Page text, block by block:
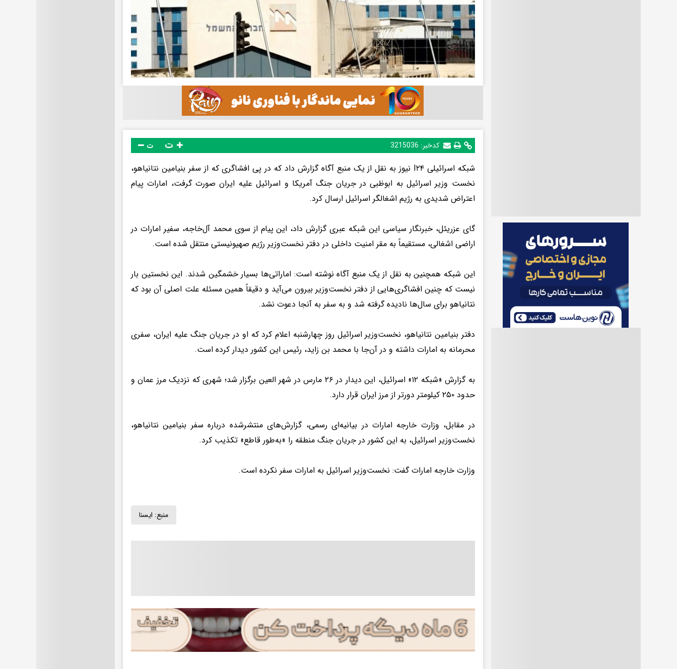
کدخبر: 3215036 ت
شبکه اسرائیلی I۲۴ نیوز به نقل از یک منبع آگاه گزارش داد که در پی افشاگری که از سفر بنیامین نتانیاهو،
نخست وزیر اسرائیل به ابوظبی در جریان جنگ آمریکا و اسرائیل علیه ایران صورت گرفت، امارات پیام
اعتراض شدیدی به رژیم اشغالگر اسرائیل ارسال کرد.
گای عزریئل، خبرنگار سیاسی این شبکه عبری گزارش داد، این پیام از سوی محمد آل‌خاجه، سفیر امارات در
اراضی اشغالی، مستقیماً به مقر امنیت داخلی در دفتر نخست‌وزیر رژیم صهیونیستی منتقل شده است.
این شبکه همچنین به نقل از یک منبع آگاه نوشته است: اماراتی‌ها بسیار خشمگین شدند. این نخستین بار
نیست که چنین افشاگری‌هایی از دفتر نخست‌وزیر بیرون می‌آید و دقیقاً همین مسئله علت اصلی آن بود که
نتانیاهو برای سال‌ها نادیده گرفته شد و به سفر به آنجا دعوت نشد.
دفتر بنیامین نتانیاهو، نخست‌وزیر اسرائیل روز چهارشنبه اعلام کرد که او در جریان جنگ علیه ایران، سفری
محرمانه به امارات داشته و در آن‌جا با محمد بن زاید، رئیس این کشور دیدار کرده است.
به‌ گزارش «شبکه ۱۲» اسرائیل، این دیدار در ۲۶ مارس در شهر العین برگزار شد؛ شهری که نزدیک مرز عمان و
حدود ۲۵۰ کیلومتر دورتر از مرز ایران قرار دارد.
در مقابل، وزارت خارجه امارات در بیانیه‌ای رسمی، گزارش‌های منتشرشده درباره سفر بنیامین نتانیاهو،
نخست‌وزیر اسرائیل، به این کشور در جریان جنگ منطقه را «به‌طور قاطع» تکذیب کرد.
وزارت خارجه امارات گفت: نخست‌وزیر اسرائیل به امارات سفر نکرده است.
منبع: ايسنا